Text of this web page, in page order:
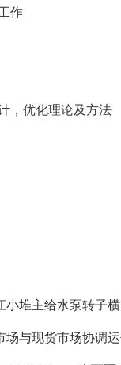
作
优化理论及方法
小堆主给水泵转子
场与现货市场协调